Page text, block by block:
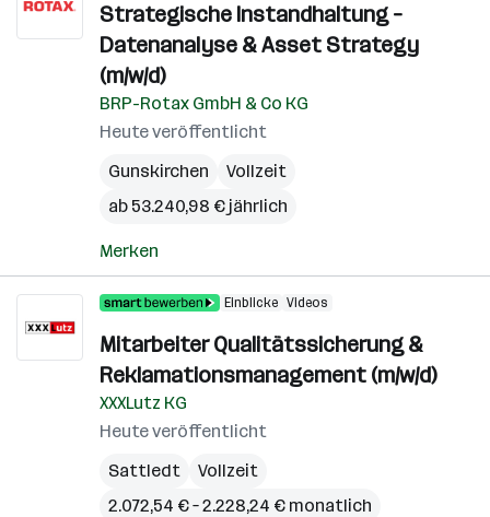
Strategische Instandhaltung –
Datenanalyse & Asset Strategy
(m/w/d)
BRP-Rotax GmbH & Co KG
Heute veröffentlicht
Gunskirchen
Vollzeit
ab 53.240,98 € jährlich
Merken
Einblicke Videos
Mitarbeiter Qualitätssicherung &
Reklamationsmanagement (m/w/d)
XXXLutz KG
Heute veröffentlicht
Sattledt
Vollzeit
2.072,54 € – 2.228,24 € monatlich